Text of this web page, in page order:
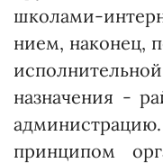
школами-
нием, наконец,
назначения -
принципом